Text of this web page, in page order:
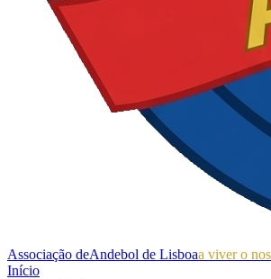
Associação deAndebol de Lisboaa viver o
Início